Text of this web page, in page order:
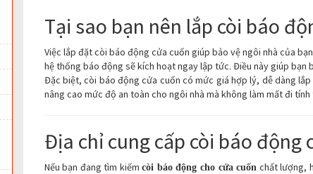
Tại sao bạn nên lắp còi báo
Việc lắp đặt còi báo động cửa cuốn giúp bảo vệ ngôi nhà của
hệ thống báo động sẽ kích hoạt ngay lập tức. Điều này giúp bạn
Đặc biệt, còi báo động cửa cuốn có mức giá hợp lý, dễ dàng
nâng cao mức độ an toàn cho ngôi nhà mà không làm mất đi tính
Địa chỉ cung cấp còi báo động
Nếu bạn đang tìm kiếmcòi báo động cho cửa cuốn chất lượng,